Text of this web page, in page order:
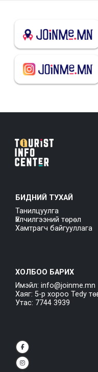
БИДНИЙ ТУХАЙ
Танилцуулга
Үйлчилгээний төрөл
Хамтрагч байгууллага
ХОЛБОО БАРИХ
Имэйл: info@joinme.mn
Хаяг: 5-р хороо Tedy
Утас: 7744 3939